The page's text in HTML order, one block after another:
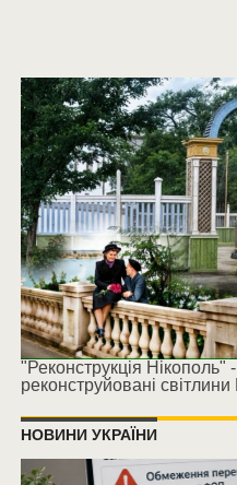
"Реконструкція Нікополь"
реконструйовані світлини
НОВИНИ УКРАЇНИ